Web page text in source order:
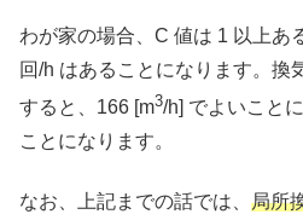
わが家の場合、C 値は 1 以上あ
回/h はあることになります。換
すると、166 [m3/h] でよいこと
ことになります。
なお、上記までの話では、 局所